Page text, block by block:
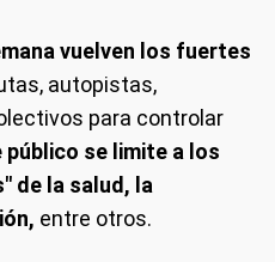
vuelven los fuertes
autopistas,
para controlar
se limite a los
de la salud, la
entre otros.